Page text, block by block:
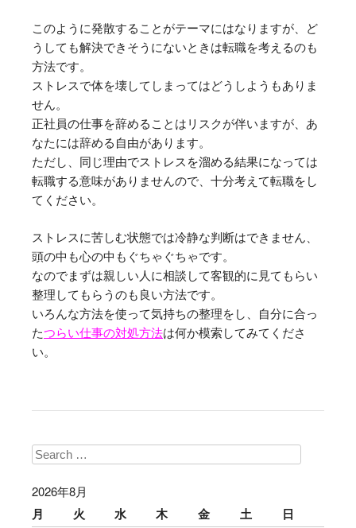
このように発散することがテーマにはなりますが、ど
うしても解決できそうにないときは転職を考えるのも
方法です。
ストレスで体を壊してしまってはどうしようもありま
せん。
正社員の仕事を辞めることはリスクが伴いますが、あ
なたには辞める自由があります。
ただし、同じ理由でストレスを溜める結果になっては
転職する意味がありませんので、十分考えて転職をし
てください。
ストレスに苦しむ状態では冷静な判断はできません、
頭の中も心の中もぐちゃぐちゃです。
なのでまずは親しい人に相談して客観的に見てもらい
整理してもらうのも良い方法です。
いろんな方法を使って気持ちの整理をし、自分に合っ
たつらい仕事の対処方法は何か模索してみてくださ
い。
Search
2026年8月
月 火 水 木 金 土 日